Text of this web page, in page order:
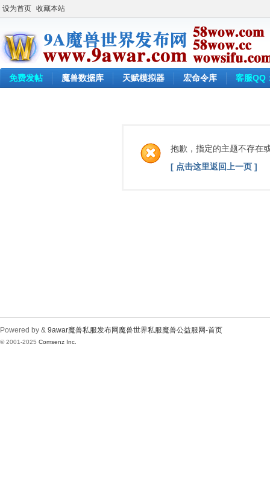
设为首页 收藏本站
免费发帖 魔兽数据库 天赋模拟器 宏命令库 客服QQ
抱歉，指定的主题不存在
[ 点击这里返回上一页 ]
Powered by & 9awar魔兽私服发布网魔兽世界私服魔兽公益服网-首页
© 2001-2025 Comsenz Inc.